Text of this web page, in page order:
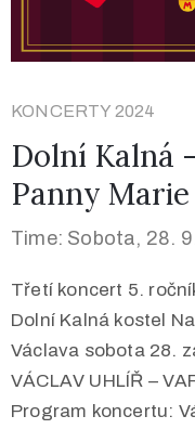
KONCERTY 2024
Dolní Kalná
Panny
Time: Sobota, 28.
Třetí koncert 5.
Dolní Kalná kostel
Václava sobota 28.
VÁCLAV UHLÍŘ –
Program koncertu: